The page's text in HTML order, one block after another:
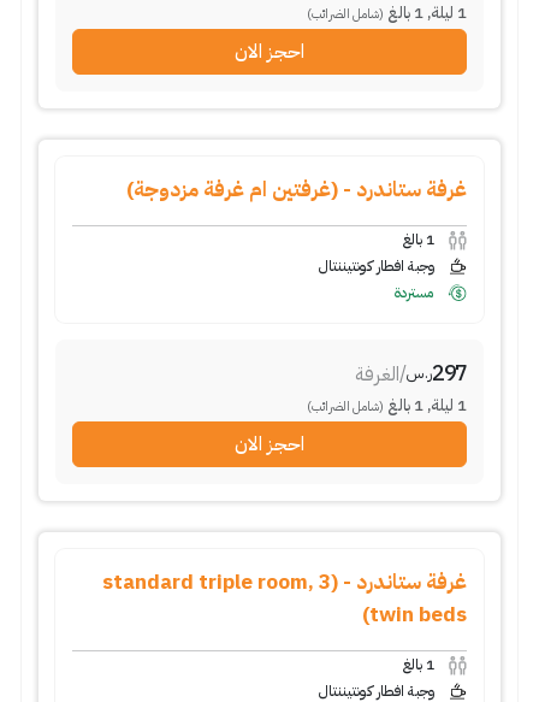
1 ليلة,
1 بالغ (شامل الضرائب)
احجز الان
غرفة ستاندرد - (غرفتين ام غرفة مزدوجة)
1 بالغ
وجبة افطار كونتيننتال
مستردة
297ر.س/الغرفة
1 ليلة,
1 بالغ (شامل الضرائب)
احجز الان
غرفة ستاندرد - (standard triple room, 3
twin beds)
1 بالغ
وجبة افطار كونتيننتال